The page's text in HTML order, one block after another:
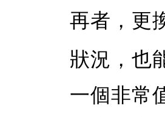
再者，更
狀況，也
一個非常